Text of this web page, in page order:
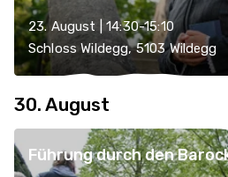
23. August | 14:30-15:10
Schloss Wildegg, 5103 Wildegg
30. August
Führung durch den